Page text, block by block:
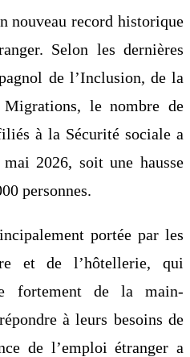
nouveau record historique
Selon les dernières
de l’Inclusion, de la
le nombre de
à la Sécurité sociale a
2026, soit une hausse
personnes.
portée par les
et de l’hôtellerie, qui
fortement de la main-
à leurs besoins de
de l’emploi étranger a